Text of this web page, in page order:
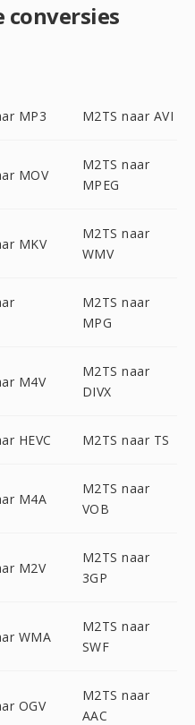
conversies
MP3 M2TS naar AVI
MOV
M2TS naar
MPEG
MKV
M2TS naar
WMV
M2TS naar
MPG
M4V
M2TS naar
DIVX
HEVC M2TS naar TS
M4A
M2TS naar
VOB
M2V
M2TS naar
3GP
WMA
M2TS naar
SWF
OGV
M2TS naar
AAC